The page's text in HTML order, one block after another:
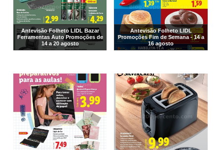
Antevisão Folheto LIDL Bazar
Ferramentas Auto Promoções de
14 a 20 agosto
Antevisão Folheto LIDL
Promoções Fim de Semana - 14 a
16 agosto